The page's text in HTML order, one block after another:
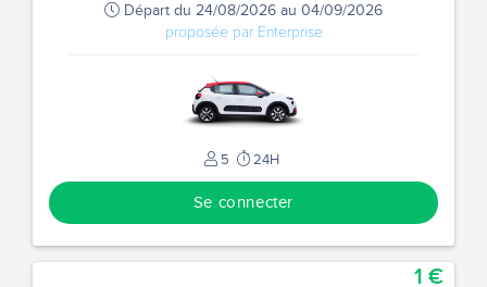
Départ du 24/08/2026 au 04/09/2026
proposée par Enterprise
5 24H
Se connecter
1 €